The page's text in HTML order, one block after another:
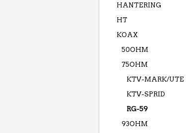
HANTERING
HT
KOAX
50OHM
75OHM
KTV-MARK/UTE
KTV-SPRID
RG-59
93OHM